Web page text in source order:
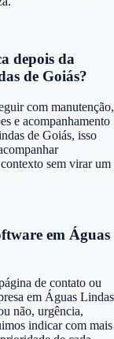
depois da
de Goiás?
com manutenção,
e acompanhamento
de Goiás, isso
sem virar um
em Águas
de contato ou
em Águas Lindas
não, urgência,
indicar com mais